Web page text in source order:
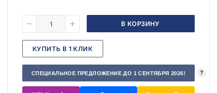
В КОРЗИНУ
КУПИТЬ В 1 КЛИК
СПЕЦИАЛЬНОЕ ПРЕДЛОЖЕНИЕ ДО 1 СЕНТЯБРЯ 2026! ?